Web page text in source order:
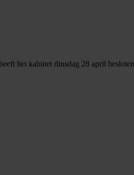
het kabinet dinsdag 28 april